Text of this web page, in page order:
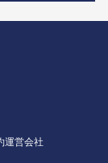
運営会社